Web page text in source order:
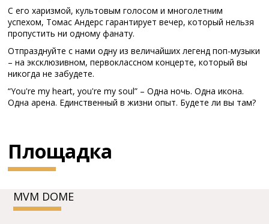
С его харизмой, культовым голосом и многолетним
успехом, Томас Андерс гарантирует вечер, который нельзя
пропустить ни одному фанату.
Отпразднуйте с нами одну из величайших легенд поп-музыки
– на эксклюзивном, первоклассном концерте, который вы
никогда не забудете.
“You're my heart, you're my soul” – Одна ночь. Одна икона.
Одна арена. Единственный в жизни опыт. Будете ли вы там?
Площадка
MVM DOME